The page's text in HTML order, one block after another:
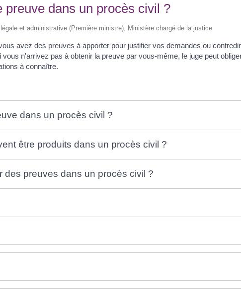
preuve dans un procès civil ?
et administrative (Première ministre), Ministère chargé de la justice
avez des preuves à apporter pour justifier vos demandes ou
n'arrivez pas à obtenir la preuve par vous-même, le juge peut
à connaître.
dans un procès civil ?
être produits dans un procès civil ?
des preuves dans un procès civil ?